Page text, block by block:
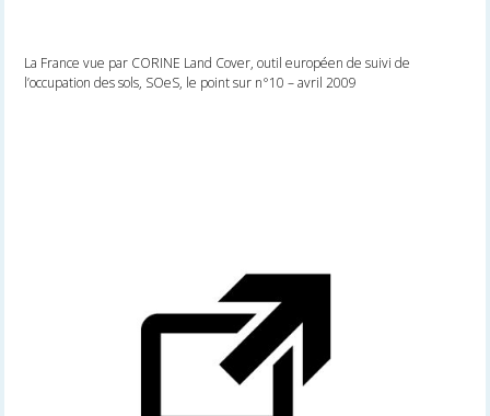
La France vue par CORINE Land Cover, outil européen de suivi de
l’occupation des sols, SOeS, le point sur n°10 – avril 2009